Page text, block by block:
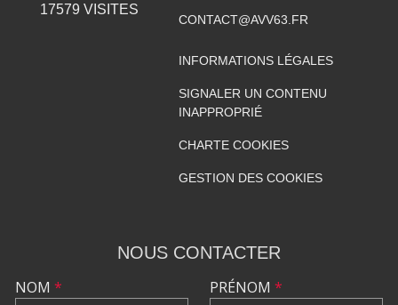
17579 VISITES
CONTACT@AVV63.FR
INFORMATIONS LÉGALES
SIGNALER UN CONTENU
INAPPROPRIÉ
CHARTE COOKIES
GESTION DES COOKIES
NOUS CONTACTER
NOM * PRÉNOM *